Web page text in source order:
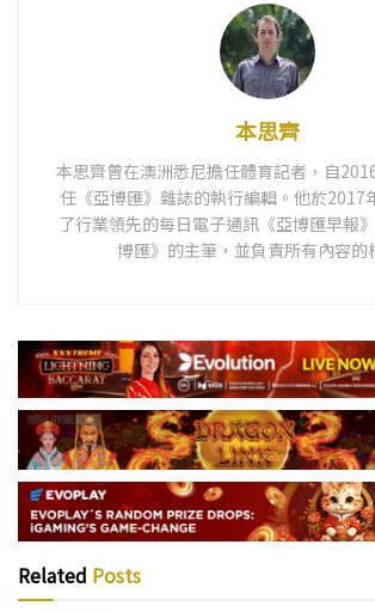
本思齊
本思齊曾在澳洲悉尼擔任體育記者，自
任《亞博匯》雜誌的執行編輯。他於2017
了行業領先的每日電子通訊《亞博匯早報
博匯》的主筆，並負責所有內容的
Related Posts